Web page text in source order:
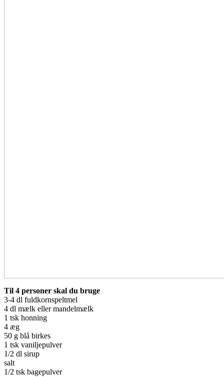
Til 4 personer skal du bruge
3-4 dl fuldkornspeltmel
4 dl mælk eller mandelmælk
1 tsk honning
4 æg
50 g blå birkes
1 tsk vaniljepulver
1/2 dl sirup
salt
1/2 tsk bagepulver